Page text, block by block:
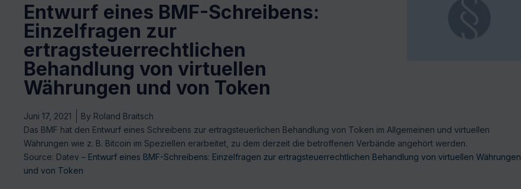
Entwurf eines BMF-Schreibens:
Einzelfragen zur
ertragsteuerrechtlichen
Behandlung von virtuellen
Währungen und von Token
Juni 17, 2021 By Roland Braitsch
Das BMF hat den Entwurf eines Schreibens zur ertragsteuerlichen Behandlung von Token im Allgemeinen und virtuellen
Währungen wie z. B. Bitcoin im Speziellen erarbeitet, zu dem derzeit die betroffenen Verbände angehört werden.
Source: Datev – Entwurf eines BMF-Schreibens: Einzelfragen zur ertragsteuerrechtlichen Behandlung von virtuellen Währungen
und von Token